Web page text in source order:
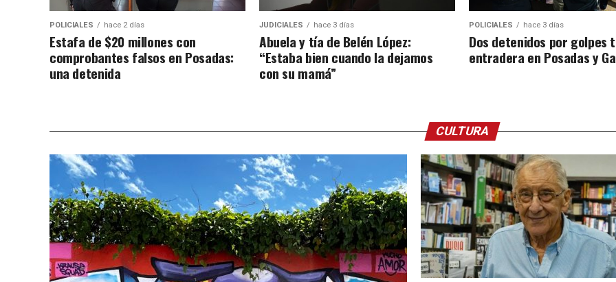
POLICIALES hace 2 días
Estafa de $20 millones con
comprobantes falsos en Posadas:
una detenida
JUDICIALES hace 3 días
Abuela y tía de Belén López:
“Estaba bien cuando la dejamos
con su mamá”
POLICIALES hace 3 días
Dos detenidos por golpes
entradera en Posadas y
CULTURA